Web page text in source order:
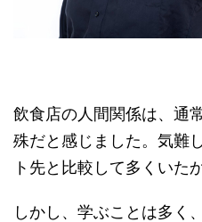
飲食店の人間関係は、通
殊だと感じました。気難
ト先と比較して多くいた
しかし、学ぶことは多く、